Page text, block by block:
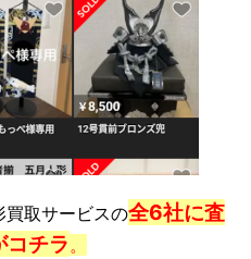
買取サービスの全6社に査
コチラ。